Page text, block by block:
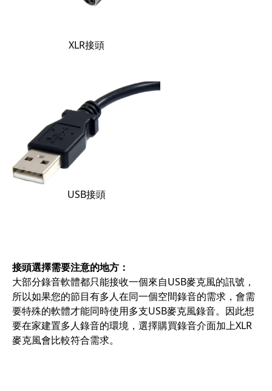
XLR接頭
USB接頭
接頭選擇需要注意的地方：
大部分錄音軟體都只能接收一個來自USB麥克風的訊號，
所以如果您的節目有多人在同一個空間錄音的需求，會需
要特殊的軟體才能同時使用多支USB麥克風錄音。因此想
要在家建置多人錄音的環境，選擇購買錄音介面加上XLR
麥克風會比較符合需求。